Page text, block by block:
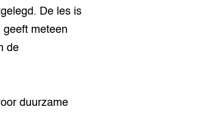
De les is
meteen
de
duurzame